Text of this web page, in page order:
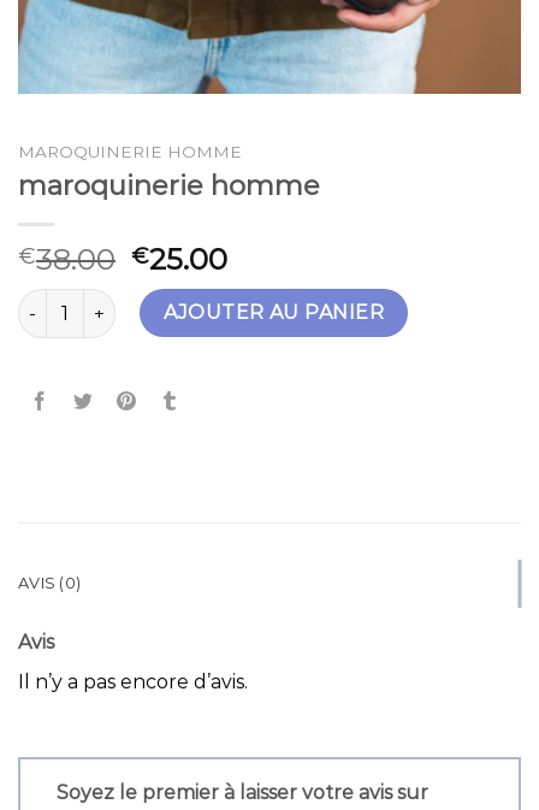
MAROQUINERIE HOMME
maroquinerie homme
€38.00 €25.00
quantité de maroquinerie homme
AJOUTER AU PANIER
AVIS (0)
Avis
Il n’y a pas encore d’avis.
Soyez le premier à laisser votre avis sur